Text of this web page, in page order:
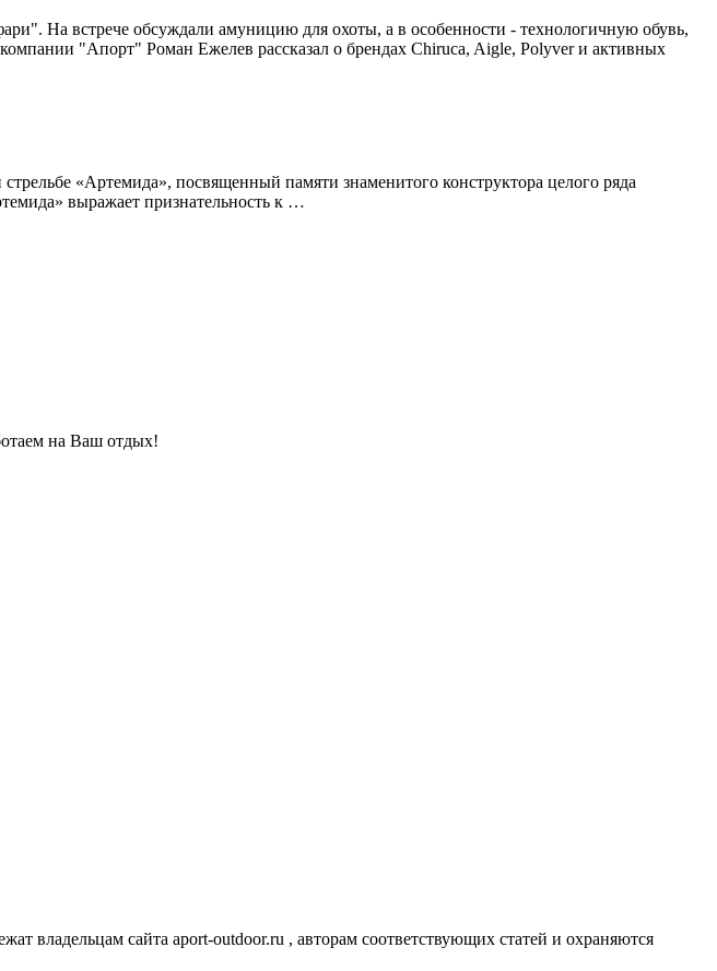
На встрече обсуждали амуницию для охоты, а в особенности - технологичную обувь,
"Апорт" Роман Ежелев рассказал о брендах Chiruca, Aigle, Polyver и активных
«Артемида», посвященный памяти знаменитого конструктора целого ряда
выражает признательность к …
на Ваш отдых!
владельцам сайта aport-outdoor.ru , авторам соответствующих статей и охраняются